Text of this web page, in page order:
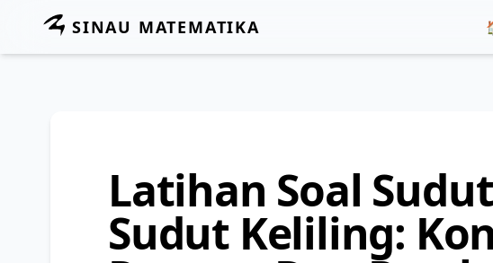
SINAU MATEMATIKA
Latihan Soal
Sudut Keliling: